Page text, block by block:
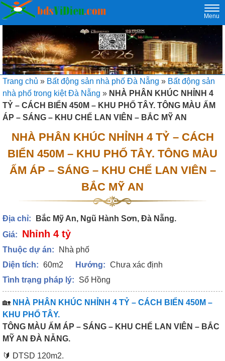
Menu
Trang chủ » Bất động sản nhà phố Đà Nẵng » Bất động sản
nhà phố trong kiệt Đà Nẵng » NHÀ PHÂN KHÚC NHỈNH 4
TỶ – CÁCH BIỂN 450M – KHU PHỐ TÂY. TÔNG MÀU ẤM
ÁP – SÁNG – KHU CHẾ LAN VIÊN – BẮC MỸ AN
NHÀ PHÂN KHÚC NHỈNH 4 TỶ – CÁCH
BIỂN 450M – KHU PHỐ TÂY. TÔNG MÀU
ẤM ÁP – SÁNG – KHU CHẾ LAN VIÊN –
BẮC MỸ AN
Địa chỉ:
Bắc Mỹ An, Ngũ Hành Sơn, Đà Nẵng.
Giá:
Nhỉnh 4 tỷ
Thuộc dự án:
Nhà phố
Diện tích: 60m2 Hướng: Chưa xác định
Tình trạng pháp lý:
Sổ Hồng
🏡 NHÀ PHÂN KHÚC NHỈNH 4 TỶ – CÁCH BIỂN 450M –
KHU PHỐ TÂY.
TÔNG MÀU ẤM ÁP – SÁNG – KHU CHẾ LAN VIÊN – BẮC
MỸ AN ĐÀ NẴNG.
🔰 DTSD 120m2.